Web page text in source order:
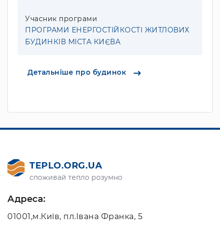
Учасник програми
ПРОГРАМИ ЕНЕРГОСТІЙКОСТІ ЖИТЛОВИХ
БУДИНКІВ МІСТА КИЄВА
Детальніше про будинок
TEPLO.ORG.UA
споживай тепло розумно
Адреса:
01001,м.Київ, пл.Івана Франка, 5